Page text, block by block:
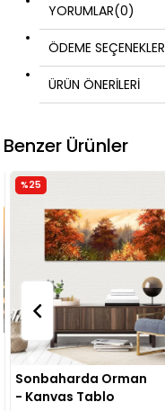
YORUMLAR(0)
ÖDEME
ÜRÜN ÖNERILERI
Benzer Ürünler
Sonbaharda Orman
- Kanvas Tablo
%25